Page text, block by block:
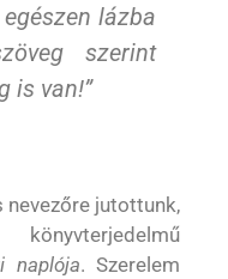
lázba
szerint
is van!”
jutottunk,
naplója. Szerelem